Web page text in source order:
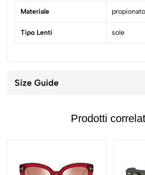
Materiale propionato
Tipo Lenti sole
Size Guide
Prodotti